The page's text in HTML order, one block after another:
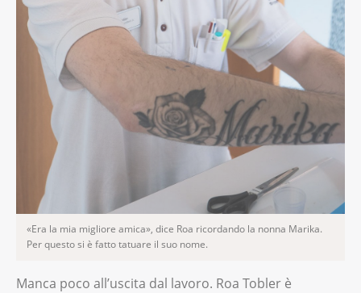
«Era la mia migliore amica», dice Roa ricordando la nonna Marika.
Per questo si è fatto tatuare il suo nome.
Manca poco all’uscita dal lavoro. Roa Tobler è